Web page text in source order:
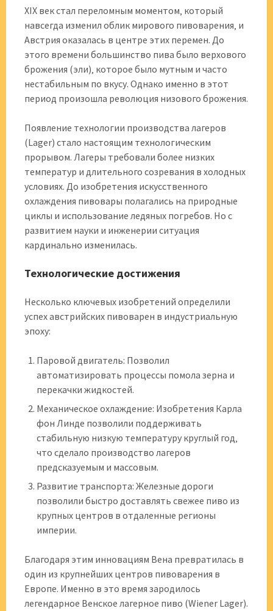
XIX век стал переломным моментом‚ который
навсегда изменил облик мирового пивоварения‚ и
Австрия оказалась в центре этих перемен. До
этого времени большинство пива было верхового
брожения (эли)‚ которое было мутным и часто
нестабильным по вкусу. Однако именно в этот
период произошла революция низового брожения.
Появление технологии производства лагеров
(Lager) стало настоящим технологическим
прорывом. Лагеры требовали более низких
температур и длительного созревания в холодных
условиях. До изобретения искусственного
охлаждения пивовары полагались на природные
циклы и использование ледяных погребов. Но с
развитием науки и инженерии ситуация
кардинально изменилась.
Технологические достижения
Несколько ключевых изобретений определили
успех австрийских пивоварен в индустриальную
эпоху:
Паровой двигатель: Позволил
автоматизировать процессы помола зерна и
перекачки жидкостей.
Механическое охлаждение: Изобретения Карла
фон Линде позволили поддерживать
стабильную низкую температуру круглый год‚
что сделало производство лагеров
предсказуемым и массовым.
Развитие транспорта: Железные дороги
позволили быстро доставлять свежее пиво из
крупных центров в отдаленные регионы
империи.
Благодаря этим инновациям Вена превратилась в
один из крупнейших центров пивоварения в
Европе. Именно в это время зародилось
легендарное Венское лагерное пиво (Wiener Lager).